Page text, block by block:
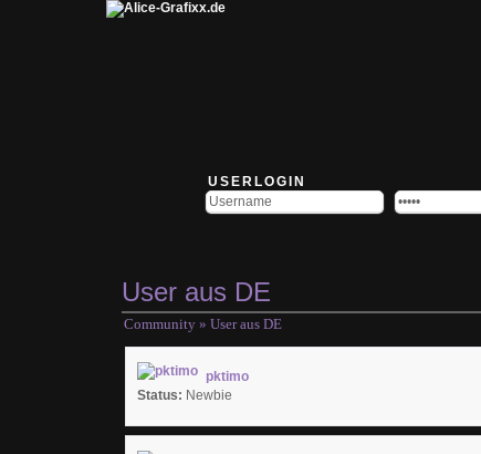
USERLOGIN
User aus DE
Community» User aus DE
pktimo
Status: Newbie